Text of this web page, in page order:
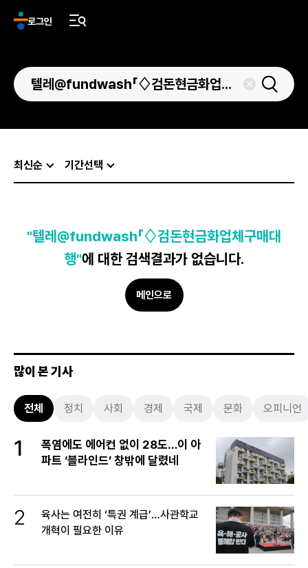
로그인
최신순 기간선택
"텔레@fundwash「♢검돈현금화업체구매대
행"에 대한 검색결과가 없습니다.
메인으로
많이 본 기사
전체 정치 사회 경제 국제 문화 오피니언
1
폭염에도 에어컨 없이 28도…이 아
파트 ‘블라인드’ 창밖에 달렸네
2
육사는 여전히 ‘특권 계급’…사관학교
개혁이 필요한 이유